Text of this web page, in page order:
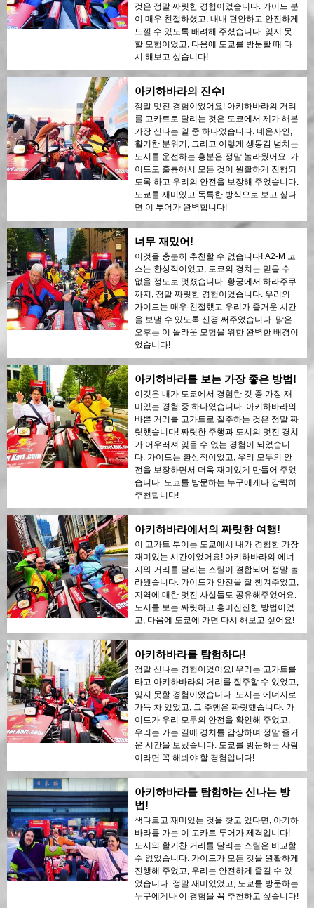
것은 정말 짜릿한 경험이었습니다. 가이드 분
이 매우 친절하셨고, 내내 편안하고 안전하게
느낄 수 있도록 배려해 주셨습니다. 잊지 못
할 모험이었고, 다음에 도쿄를 방문할 때 다
시 해보고 싶습니다!
아키하바라의 진수!
정말 멋진 경험이었어요! 아키하바라의 거리
를 고카트로 달리는 것은 도쿄에서 제가 해본
가장 신나는 일 중 하나였습니다. 네온사인,
활기찬 분위기, 그리고 이렇게 생동감 넘치는
도시를 운전하는 흥분은 정말 놀라웠어요. 가
이드도 훌륭해서 모든 것이 원활하게 진행되
도록 하고 우리의 안전을 보장해 주었습니다.
도쿄를 재미있고 독특한 방식으로 보고 싶다
면 이 투어가 완벽합니다!
너무 재밌어!
이것을 충분히 추천할 수 없습니다! A2-M 코
스는 환상적이었고, 도쿄의 경치는 믿을 수
없을 정도로 멋졌습니다. 황궁에서 하라주쿠
까지, 정말 짜릿한 경험이었습니다. 우리의
가이드는 매우 친절했고 우리가 즐거운 시간
을 보낼 수 있도록 신경 써주었습니다. 맑은
오후는 이 놀라운 모험을 위한 완벽한 배경이
었습니다!
아키하바라를 보는 가장 좋은 방법!
이것은 내가 도쿄에서 경험한 것 중 가장 재
미있는 경험 중 하나였습니다. 아키하바라의
바쁜 거리를 고카트로 질주하는 것은 정말 짜
릿했습니다! 짜릿한 주행과 도시의 멋진 경치
가 어우러져 잊을 수 없는 경험이 되었습니
다. 가이드는 환상적이었고, 우리 모두의 안
전을 보장하면서 더욱 재미있게 만들어 주었
습니다. 도쿄를 방문하는 누구에게나 강력히
추천합니다!
아키하바라에서의 짜릿한 여행!
이 고카트 투어는 도쿄에서 내가 경험한 가장
재미있는 시간이었어요! 아키하바라의 에너
지와 거리를 달리는 스릴이 결합되어 정말 놀
라웠습니다. 가이드가 안전을 잘 챙겨주었고,
지역에 대한 멋진 사실들도 공유해주었어요.
도시를 보는 짜릿하고 흥미진진한 방법이었
고, 다음에 도쿄에 가면 다시 해보고 싶어요!
아키하바라를 탐험하다!
정말 신나는 경험이었어요! 우리는 고카트를
타고 아키하바라의 거리를 질주할 수 있었고,
잊지 못할 경험이었습니다. 도시는 에너지로
가득 차 있었고, 그 주행은 짜릿했습니다. 가
이드가 우리 모두의 안전을 확인해 주었고,
우리는 가는 길에 경치를 감상하며 정말 즐거
운 시간을 보냈습니다. 도쿄를 방문하는 사람
이라면 꼭 해봐야 할 경험입니다!
아키하바라를 탐험하는 신나는 방
법!
색다르고 재미있는 것을 찾고 있다면, 아키하
바라를 가는 이 고카트 투어가 제격입니다!
도시의 활기찬 거리를 달리는 스릴은 비교할
수 없었습니다. 가이드가 모든 것을 원활하게
진행해 주었고, 우리는 안전하게 즐길 수 있
었습니다. 정말 재미있었고, 도쿄를 방문하는
누구에게나 이 경험을 꼭 추천하고 싶습니다!